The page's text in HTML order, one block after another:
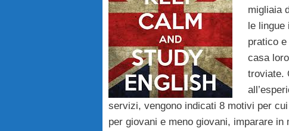
migliaia
le lingue
pratico
casa
troviate.
servizi, vengono indicati 8 motivi per
per giovani e meno giovani, imparare in